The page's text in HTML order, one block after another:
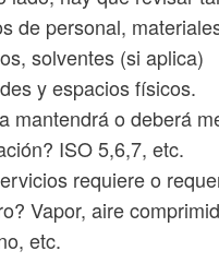
de personal,
solventes (si aplica)
y espacios físicos.
mantendrá o deberá
ISO 5,6,7, etc.
requiere o
Vapor, aire
etc.